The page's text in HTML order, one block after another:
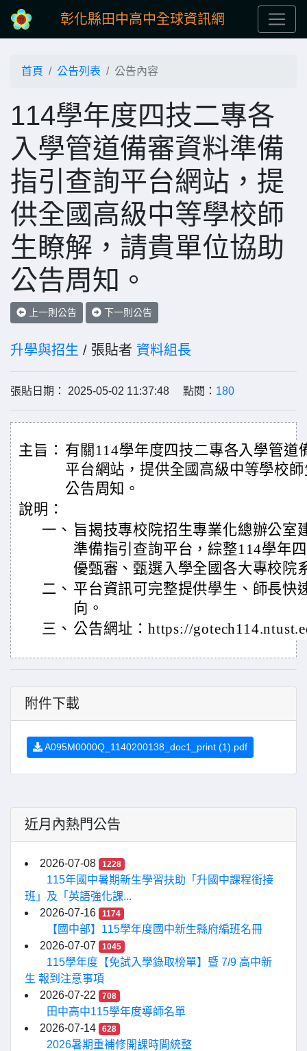
彰化縣田中高中全球資訊網
首頁 公告列表 公告內容
114學年度四技二專各
入學管道備審資料準備
指引查詢平台網站，提
供全國高級中等學校師
生瞭解，請貴單位協助
公告周知。
上一則公告 下一則公告
升學與招生 / 張貼者 資料組長
張貼日期： 2025-05-02 11:37:48 點閱： 180
主旨： 有關114學年度四技二專各入學管道
平台網站，提供全國高級中等學校
公告周知。
說明：
一、 旨揭技專校院招生專業化總辦公室
準備指引查詢平台，綜整114學年
優甄審、甄選入學全國各大專校院
二、 平台資訊可完整提供學生、師長快
向。
三、 公告網址：https://
附件下載
A095M0000Q_1140200138_doc1_print (1).pdf
近月內熱門公告
2026-07-08 1228
115年國中暑期新生學習扶助「升國中課程銜接
班」及「英語強化課...
2026-07-16
1174
【國中部】115學年度國中新生縣府編班名冊
2026-07-07
1045
115學年度【免試入學錄取榜單】暨 7/9 高中新
生 報到注意事項
2026-07-22
708
田中高中115學年度導師名單
2026-07-14
628
2026暑期重補修開課時間統整